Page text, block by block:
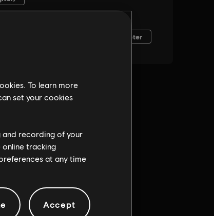
To learn more
set your cookies
and recording of your
tracking
at any time
Accept